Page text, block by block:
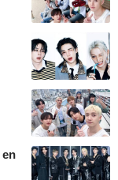
en